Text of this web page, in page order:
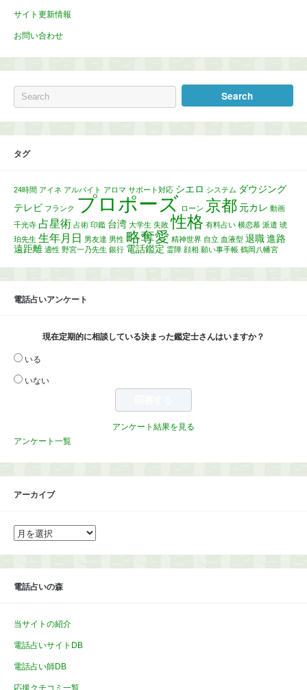
サイト更新情報
お問い合わせ
タグ
24時間 アイネ アルバイト アロマ サポート対応 シエロ システム ダウジング
テレビ フランク プロポーズ ローン 京都 元カレ 動画
千光寺 占星術 占術 印鑑 台湾 大学生 失敗 性格 有料占い 横恋慕 派遣 琥
珀先生 生年月日 男友達 男性 略奪愛 精神世界 自立 血液型 退職進路
遠距離 適性 野宮一乃先生 銀行 電話鑑定 霊障 顔相 願い事手帳 鶴岡八幡宮
電話占いアンケート
現在定期的に相談している決まった鑑定士さんはいますか？
いる
いない
アンケート結果を見る
アンケート一覧
アーカイブ
ア
ー
イ
電話占いの森
当サイトの紹介
電話占いサイトDB
電話占い師DB
応援クチコミ一覧